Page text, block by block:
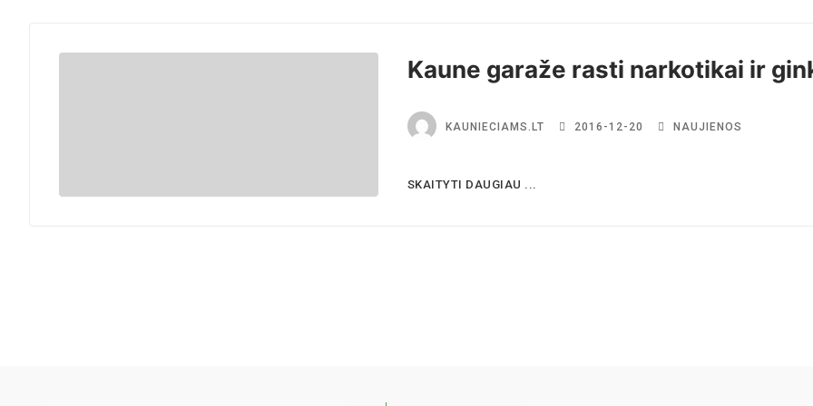
Kaune garaže rasti narkotikai ir
KAUNIECIAMS.LT 2016-12-20 NAUJIENOS
SKAITYTI DAUGIAU ...